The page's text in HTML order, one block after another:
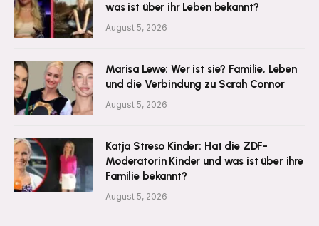
was ist über ihr Leben bekannt?
August 5, 2026
Marisa Lewe: Wer ist sie? Familie, Leben
und die Verbindung zu Sarah Connor
August 5, 2026
Katja Streso Kinder: Hat die ZDF-
Moderatorin Kinder und was ist über ihre
Familie bekannt?
August 5, 2026